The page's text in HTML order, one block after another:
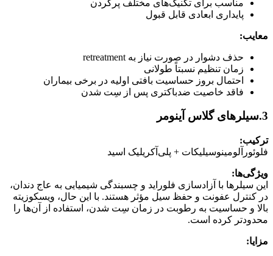
مناسب برای تکنیک‌های مختلف پرکردن
پایداری ابعادی قابل قبول
معایب:
حذف دشوار در صورت نیاز به retreatment
زمان تنظیم نسبتاً طولانی
احتمال بروز حساسیت بافتی اولیه در برخی بیماران
فاقد خاصیت ضدباکتری پس از سِت شدن
3.سیلرهای گلاس آینومر
ترکیب:
فلوئورآلومینوسیلیکات + پلی‌آکریلیک اسید
ویژگی‌ها:
این سیلرها با آزادسازی فلوراید و چسبندگی شیمیایی به عاج دندان،
در کنترل عفونت و حفظ سیل مؤثر هستند. با این حال، ویسکوزیته
بالا و حساسیت به رطوبت در زمان سِت شدن، استفاده از آن‌ها را
محدودتر کرده است.
مزایا: